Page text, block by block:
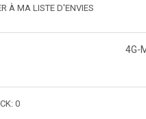
À MA LISTE D'ENVIES
4G-
0